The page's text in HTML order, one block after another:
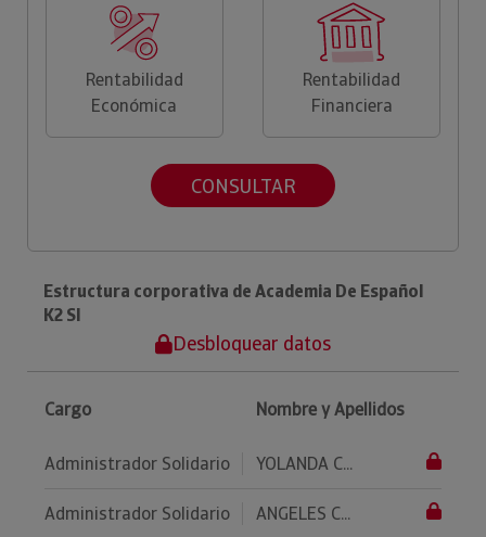
Rentabilidad
Económica
Rentabilidad
Financiera
CONSULTAR
Estructura corporativa de Academia De Español
K2 Sl
Desbloquear datos
Cargo Nombre y Apellidos
Administrador Solidario YOLANDA C...
Administrador Solidario ANGELES C...